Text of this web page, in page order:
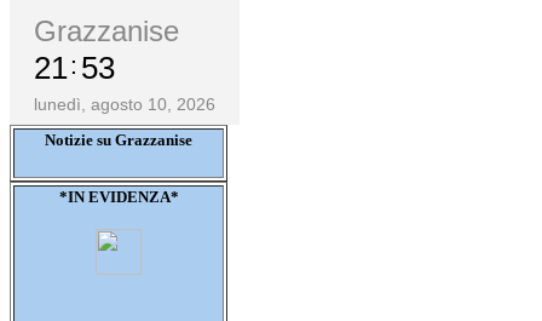
Grazzanise
21 53
lunedì, agosto 10, 2026
Notizie su Grazzanise
*IN EVIDENZA*